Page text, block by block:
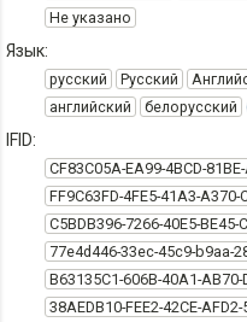
Не указано
Язык:
русский Русский
английский
белорусский
IFID:
CF83C05A-EA99-4BCD-
FF9C63FD-4FE5-41A3-
C5BDB396-7266-40E5-BE45-
77e4d446-33ec-45c9-b9aa-
B63135C1-606B-40A1-
38AEDB10-FEE2-42CE-